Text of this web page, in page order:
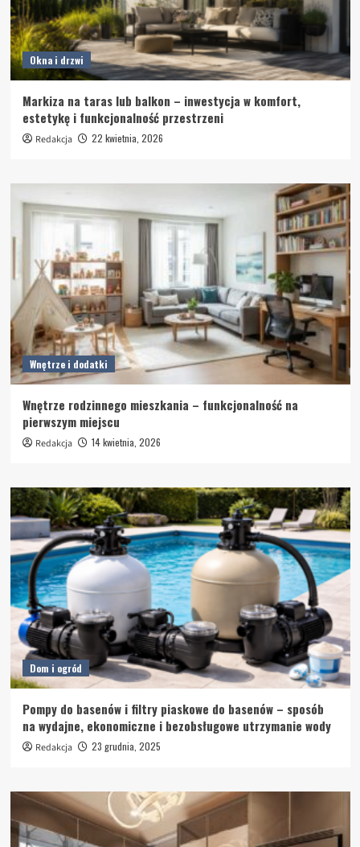
Okna i drzwi
Markiza na taras lub balkon – inwestycja w komfort,
estetykę i funkcjonalność przestrzeni
Redakcja 22 kwietnia, 2026
Wnętrze i dodatki
Wnętrze rodzinnego mieszkania – funkcjonalność na
pierwszym miejscu
Redakcja 14 kwietnia, 2026
Dom i ogród
Pompy do basenów i filtry piaskowe do basenów – sposób
na wydajne, ekonomiczne i bezobsługowe utrzymanie wody
Redakcja 23 grudnia, 2025